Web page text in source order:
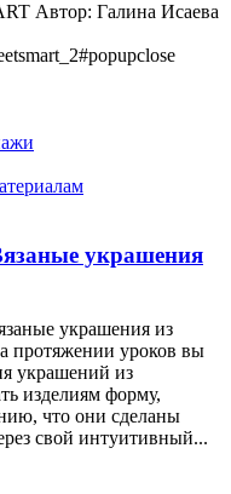
Автор: Галина Исаева
украшения
украшения из
протяжении уроков вы
украшений из
изделиям форму,
что они сделаны
свой интуитивный...